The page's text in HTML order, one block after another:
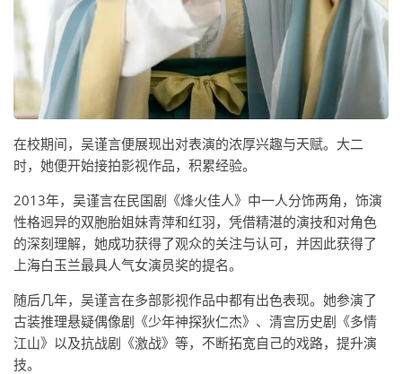
在校期间，吴谨言便展现出对表演的浓厚兴趣与天赋。大二
时，她便开始接拍影视作品，积累经验。
2013年，吴谨言在民国剧《烽火佳人》中一人分饰两角，饰演
性格迥异的双胞胎姐妹青萍和红羽，凭借精湛的演技和对角色
的深刻理解，她成功获得了观众的关注与认可，并因此获得了
上海白玉兰最具人气女演员奖的提名。
随后几年，吴谨言在多部影视作品中都有出色表现。她参演了
古装推理悬疑偶像剧《少年神探狄仁杰》、清宫历史剧《多情
江山》以及抗战剧《激战》等，不断拓宽自己的戏路，提升演
技。